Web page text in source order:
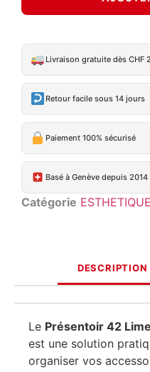
Livraison gratuite dès CHF
Retour facile sous 14 jours
Paiement 100% sécurisé
Basé à Genève depuis 2014
Catégorie ESTHETIQUE
DESCRIPTION
Le Présentoir 42
est une solution
organiser vos